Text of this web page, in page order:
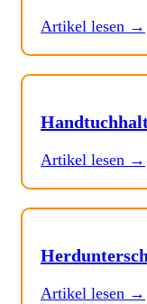
Artikel lesen →
Artikel lesen →
Artikel lesen →